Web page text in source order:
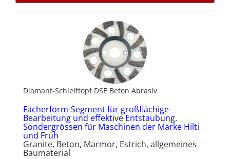
Diamant-Schleiftopf DSE Beton Abrasiv
Fächerform-Segment für großflächige
Bearbeitung und effektive Entstaubung.
Sondergrössen für Maschinen der Marke Hilti
und Früh
Granite, Beton, Marmor, Estrich, allgemeines
Baumaterial